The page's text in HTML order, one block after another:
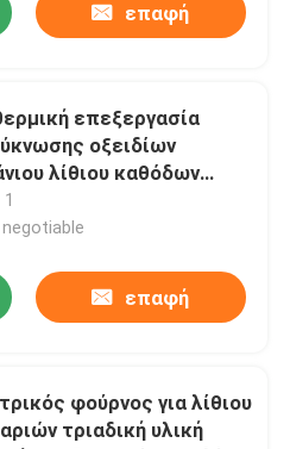
επαφή
επεξεργασία
οξειδίων
λίθιου καθόδων
λίθιου φούρνων
ανόδων και
negotiable
επαφή
φούρνος για λίθιου
τριαδική υλική